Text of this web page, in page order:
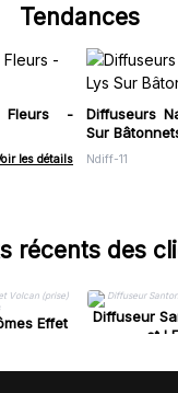
Tendances
Fleurs -
les détails
Diffuseurs
Sur
Ndiff-11
récents des
Effet
Diffuseur
et